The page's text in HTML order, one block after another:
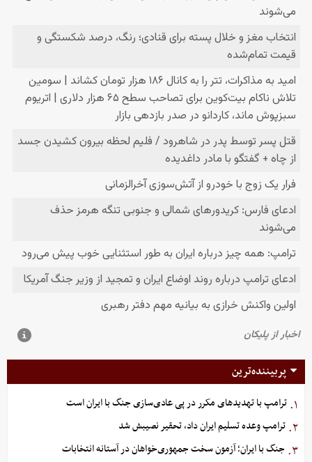
پربیننده‌ترین
۱. ترامپ با تهدیدهای مکرر در پی عادی‌سازی جنگ با ایران است
۲. ترامپ وعده تسلیم ایران داد، تحقیر نصیبش شد
۳. جنگ با ایران؛ آزمون سخت جمهوری‌خواهان در آستانه انتخابات